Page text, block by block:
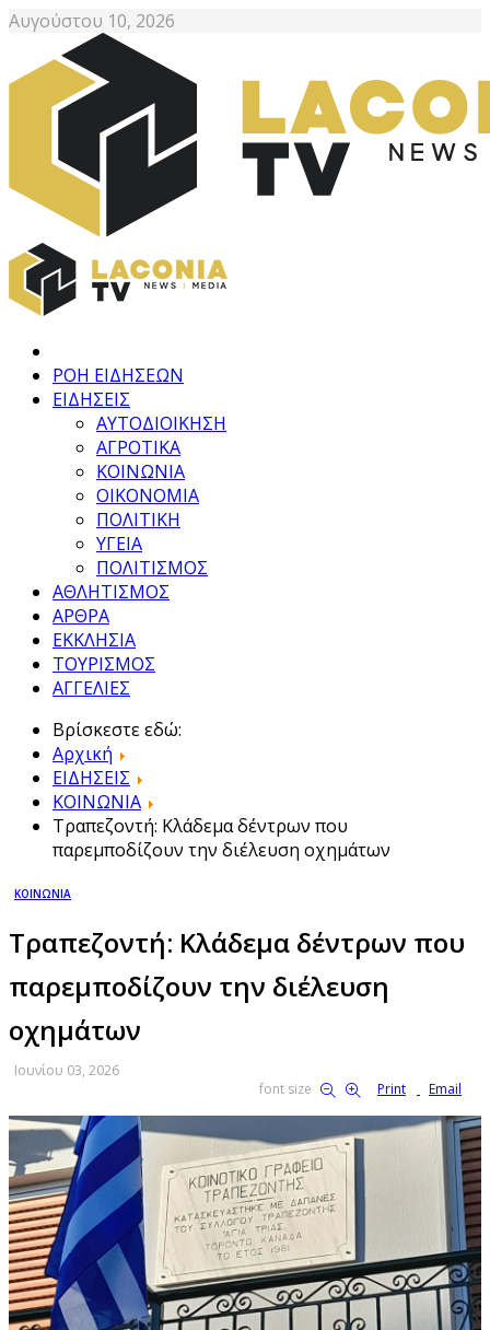
Αυγούστου 10, 2026
ΡΟΗ ΕΙΔΗΣΕΩΝ
ΕΙΔΗΣΕΙΣ
ΑΥΤΟΔΙΟΙΚΗΣΗ
ΑΓΡΟΤΙΚΑ
ΚΟΙΝΩΝΙΑ
ΟΙΚΟΝΟΜΙΑ
ΠΟΛΙΤΙΚΗ
ΥΓΕΙΑ
ΠΟΛΙΤΙΣΜΟΣ
ΑΘΛΗΤΙΣΜΟΣ
ΑΡΘΡΑ
ΕΚΚΛΗΣΙΑ
ΤΟΥΡΙΣΜΟΣ
ΑΓΓΕΛΙΕΣ
Βρίσκεστε εδώ:
Αρχική
ΕΙΔΗΣΕΙΣ
ΚΟΙΝΩΝΙΑ
Τραπεζοντή: Κλάδεμα δέντρων που
παρεμποδίζουν την διέλευση οχημάτων
ΚΟΙΝΩΝΙΑ
Τραπεζοντή: Κλάδεμα δέντρων που
παρεμποδίζουν την διέλευση
οχημάτων
Ιουνίου 03, 2026
font size
Print Email